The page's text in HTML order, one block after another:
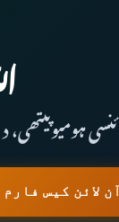
ہومیوپیتھی،
آن لائن کیس